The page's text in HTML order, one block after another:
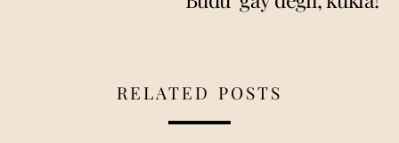
RELATED POSTS